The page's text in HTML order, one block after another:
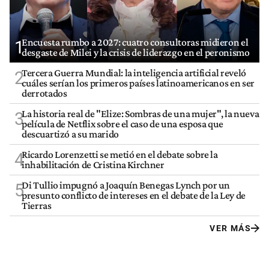
1Encuesta rumbo a 2027: cuatro consultoras midieron el
desgaste de Milei y la crisis de liderazgo en el peronismo
2Tercera Guerra Mundial: la inteligencia artificial reveló
cuáles serían los primeros países latinoamericanos en ser
derrotados
3La historia real de "Elize: Sombras de una mujer", la nueva
película de Netflix sobre el caso de una esposa que
descuartizó a su marido
4Ricardo Lorenzetti se metió en el debate sobre la
inhabilitación de Cristina Kirchner
5Di Tullio impugnó a Joaquín Benegas Lynch por un
presunto conflicto de intereses en el debate de la Ley de
Tierras
VER MÁS